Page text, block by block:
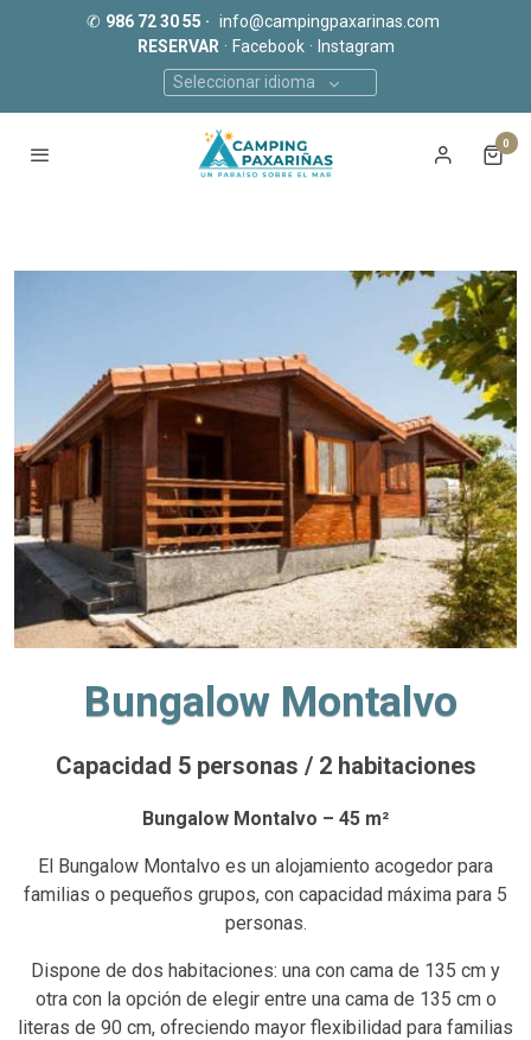
✆ 986 72 30 55 · info@campingpaxarinas.com
RESERVAR · Facebook · Instagram
Seleccionar idioma
0
Bungalow Montalvo
Capacidad 5 personas / 2 habitaciones
Bungalow Montalvo – 45 m²
El Bungalow Montalvo es un alojamiento acogedor para
familias o pequeños grupos, con capacidad máxima para 5
personas.
Dispone de dos habitaciones: una con cama de 135 cm y
otra con la opción de elegir entre una cama de 135 cm o
literas de 90 cm, ofreciendo mayor flexibilidad para familias